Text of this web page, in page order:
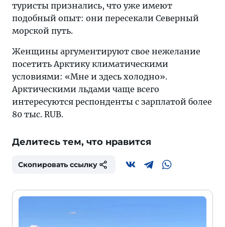
туристы признались, что уже имеют
подобный опыт: они пересекали Северный
морской путь.
Женщины аргументируют свое нежелание
посетить Арктику климатическими
условиями: «Мне и здесь холодно».
Арктическими льдами чаще всего
интересуются респонденты с зарплатой более
80 тыс. RUB.
Делитесь тем, что нравится
Скопировать ссылку